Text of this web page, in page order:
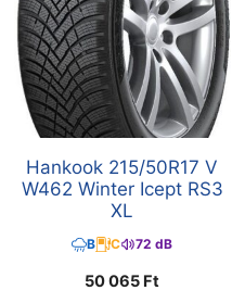
Hankook 215/50R17 V
W462 Winter Icept RS3
XL
B C 72 dB
50 065 Ft